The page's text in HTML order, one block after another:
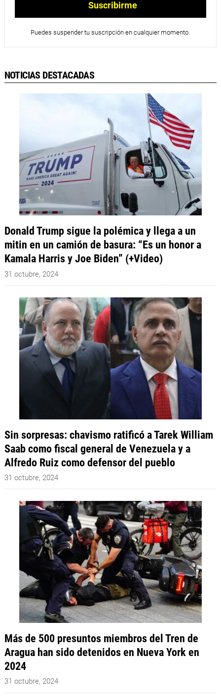
Puedes suspender tu suscripción en cualquier momento.
NOTICIAS DESTACADAS
Donald Trump sigue la polémica y llega a un
mitin en un camión de basura: “Es un honor a
Kamala Harris y Joe Biden” (+Video)
31 octubre, 2024
Sin sorpresas: chavismo ratificó a Tarek William
Saab como fiscal general de Venezuela y a
Alfredo Ruiz como defensor del pueblo
31 octubre, 2024
Más de 500 presuntos miembros del Tren de
Aragua han sido detenidos en Nueva York en
2024
31 octubre, 2024